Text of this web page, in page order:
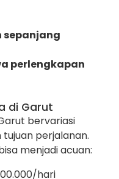
sepanjang
perlengkapan
di Garut
bervariasi
perjalanan.
menjadi acuan:
hari